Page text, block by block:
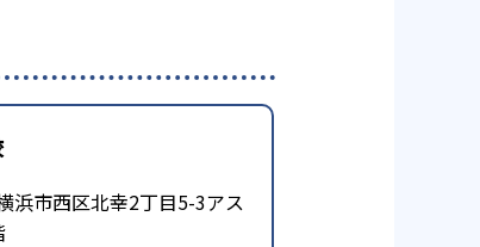
学習院大学 -
受けた生徒の実績です。公
浜市西区北幸2丁目5-3アス